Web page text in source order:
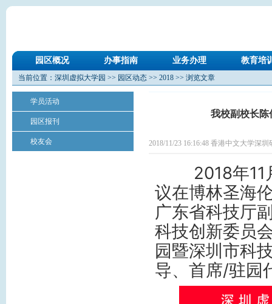
园区概况 办事指南 业务办理 教育培
当前位置： 深圳虚拟大学园 >> 园区动态 >> 2018 >> 浏览文章
学员活动
园区报刊
校友会
我校副校长陈
2018/11/23 16:16:48 香港中文大学深
2018年11月
议在博林圣海
广东省科技厅
科技创新委员
园暨深圳市科
导、首席/驻园